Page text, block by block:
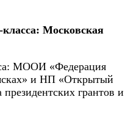
Московская
МООИ «Федерация
и НП «Открытый
грантов и